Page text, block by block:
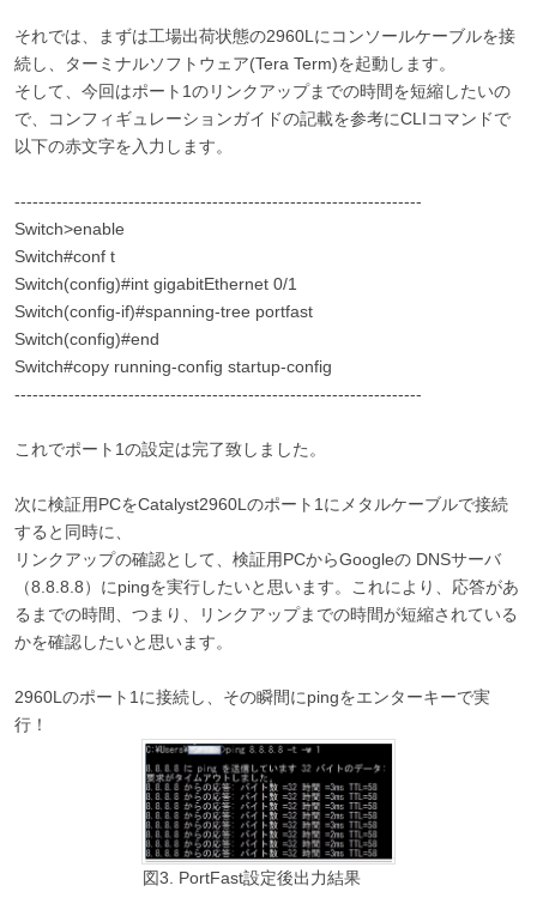
それでは、まずは工場出荷状態の2960Lにコンソールケーブルを接
続し、ターミナルソフトウェア(Tera Term)を起動します。
そして、今回はポート1のリンクアップまでの時間を短縮したいの
で、コンフィギュレーションガイドの記載を参考にCLIコマンドで
以下の赤文字を入力します。
--------------------------------------------------------------------
Switch>enable
Switch#conf t
Switch(config)#int gigabitEthernet 0/1
Switch(config-if)#spanning-tree portfast
Switch(config)#end
Switch#copy running-config startup-config
--------------------------------------------------------------------
これでポート1の設定は完了致しました。
次に検証用PCをCatalyst2960Lのポート1にメタルケーブルで接続
すると同時に、
リンクアップの確認として、検証用PCからGoogleの DNSサーバ
（8.8.8.8）にpingを実行したいと思います。これにより、応答があ
るまでの時間、つまり、リンクアップまでの時間が短縮されている
かを確認したいと思います。
2960Lのポート1に接続し、その瞬間にpingをエンターキーで実
行！
図3. PortFast設定後出力結果